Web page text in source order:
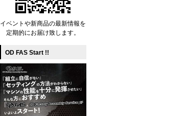
イベントや新商品の最新情報を
定期的にお届け致します。
OD FAS Start !!